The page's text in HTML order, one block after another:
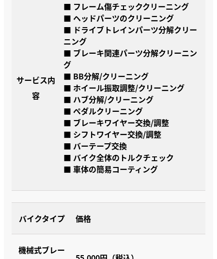
サービス内
容
■ フレーム傷チェッククリーニング
■ ヘッドパーツのクリーニング
■ ドライブトレインパーツ分解クリー
ニング
■ ブレーキ関連パーツ分解クリーニン
グ
■ BB分解/クリーニング
■ ホイール振取調整/クリーニング
■ ハブ分解/クリーニング
■ ぺダルクリーニング
■ ブレーキワイヤー交換/調整
■ シフトワイヤー交換/調整
■ バーテープ交換
■ バイク全体のトルクチェック
■ 車体の簡易コーティング
バイクタイプ 価格
機械式ブレー